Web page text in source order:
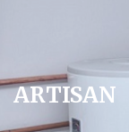
ARTISAN